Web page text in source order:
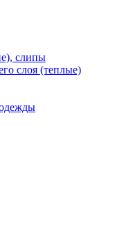
слипы
слоя (теплые)